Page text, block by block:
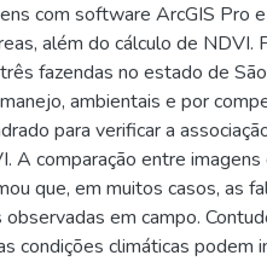
com software ArcGIS Pro
além do cálculo de NDVI.
fazendas no estado de
ambientais e por
para verificar a
A comparação entre
que, em muitos casos, as
em campo.
condições climáticas podem